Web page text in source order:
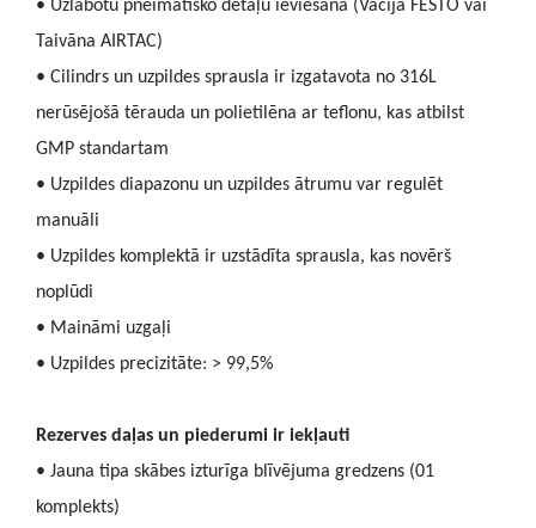
• Uzlabotu pneimatisko detaļu ieviešana (Vācija FESTO vai
Taivāna AIRTAC)
• Cilindrs un uzpildes sprausla ir izgatavota no 316L
nerūsējošā tērauda un polietilēna ar teflonu, kas atbilst
GMP standartam
• Uzpildes diapazonu un uzpildes ātrumu var regulēt
manuāli
• Uzpildes komplektā ir uzstādīta sprausla, kas novērš
noplūdi
• Maināmi uzgaļi
• Uzpildes precizitāte: > 99,5%
Rezerves daļas un piederumi ir iekļauti
• Jauna tipa skābes izturīga blīvējuma gredzens (01
komplekts)